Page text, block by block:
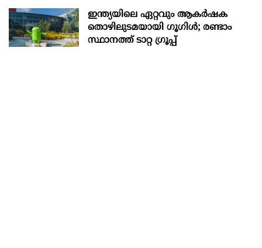
ഇന്ത്യയിലെ ഏറ്റവും ആകര്‍ഷക
തൊഴിലുടമയായി ഗൂഗിള്‍; രണ്ടാം
സ്ഥാനത്ത് ടാറ്റ ഗ്രൂപ്പ്